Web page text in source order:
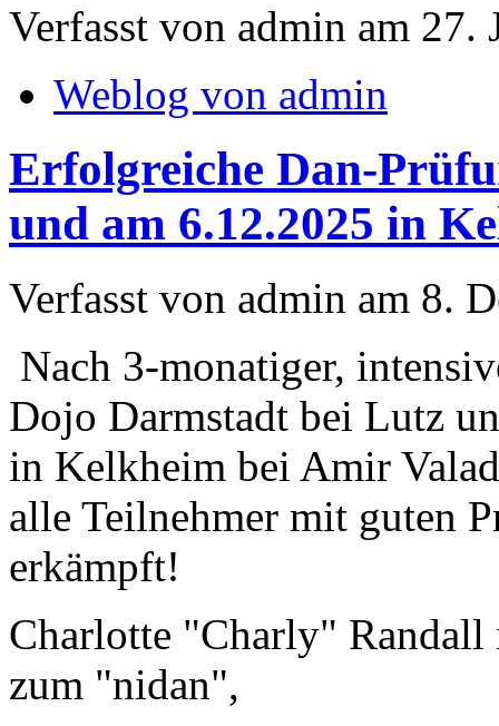
Verfasst von admin am 27.
Weblog von admin
Erfolgreiche Dan-
und am 6.12.2025 in
Verfasst von admin am 8.
Nach 3-monatiger,
Dojo Darmstadt bei Lutz
in Kelkheim bei Amir
alle Teilnehmer mit guten
erkämpft!
Charlotte "Charly"
zum "nidan",